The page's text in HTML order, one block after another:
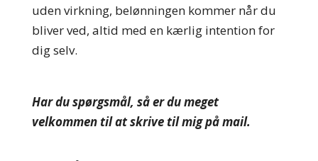
uden virkning, belønningen kommer når du
bliver ved, altid med en kærlig intention for
dig selv.
Har du spørgsmål, så er du meget
velkommen til at skrive til mig på mail.